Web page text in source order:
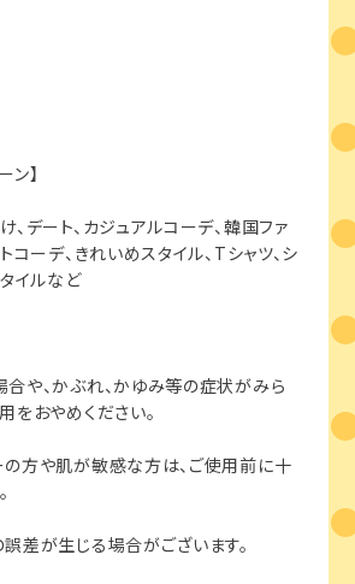
ン】
、デート、カジュアルコーデ、韓国ファ
コーデ、きれいめスタイル、Tシャツ、シ
タイルなど
や、かぶれ、かゆみ等の症状がみら
をおやめください。
方や肌が敏感な方は、ご使用前に十
差が生じる場合がございます。